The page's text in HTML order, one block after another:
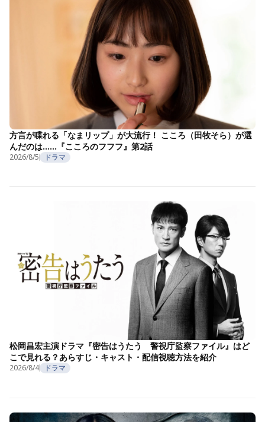
方言が喋れる「なまリップ」が大流行！ こころ（田牧そら）が選
んだのは……『こころのフフフ』第2話
2026/8/5 ドラマ
松岡昌宏主演ドラマ『密告はうたう 警視庁監察ファイル』はど
こで見れる？あらすじ・キャスト・配信視聴方法を紹介
2026/8/4 ドラマ